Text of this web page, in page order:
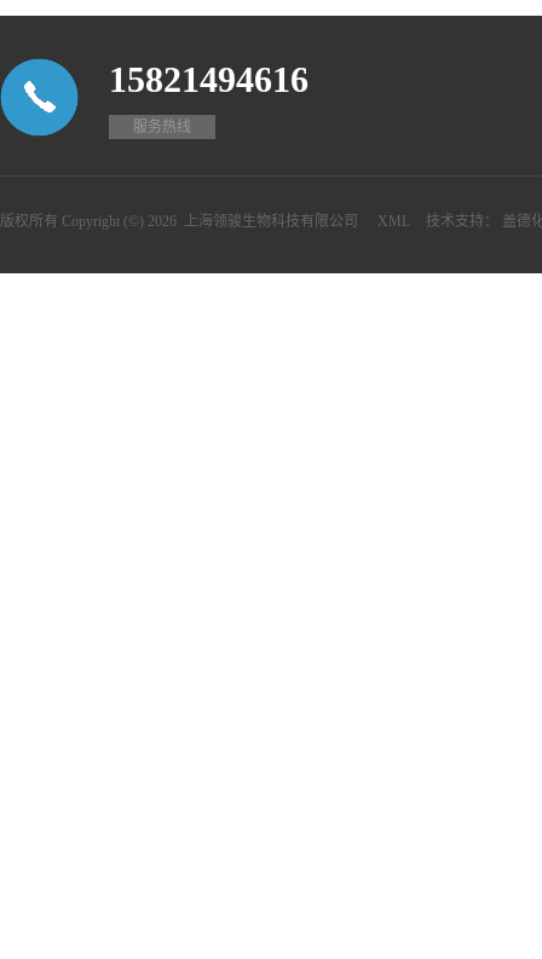
15821494616
服务热线
版权所有 Copyright (©) 2026 上海领骏生物科技有限公司 XML 技术支持： 盖德